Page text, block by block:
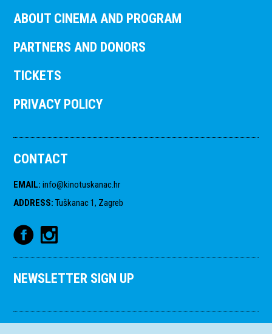
ABOUT CINEMA AND PROGRAM
PARTNERS AND DONORS
TICKETS
PRIVACY POLICY
CONTACT
EMAIL: info@kinotuskanac.hr
ADDRESS: Tuškanac 1, Zagreb
NEWSLETTER SIGN UP